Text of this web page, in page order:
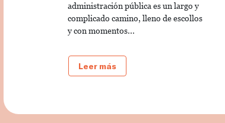
administración pública es un largo y
complicado camino, lleno de escollos
y con momentos...
Leer más